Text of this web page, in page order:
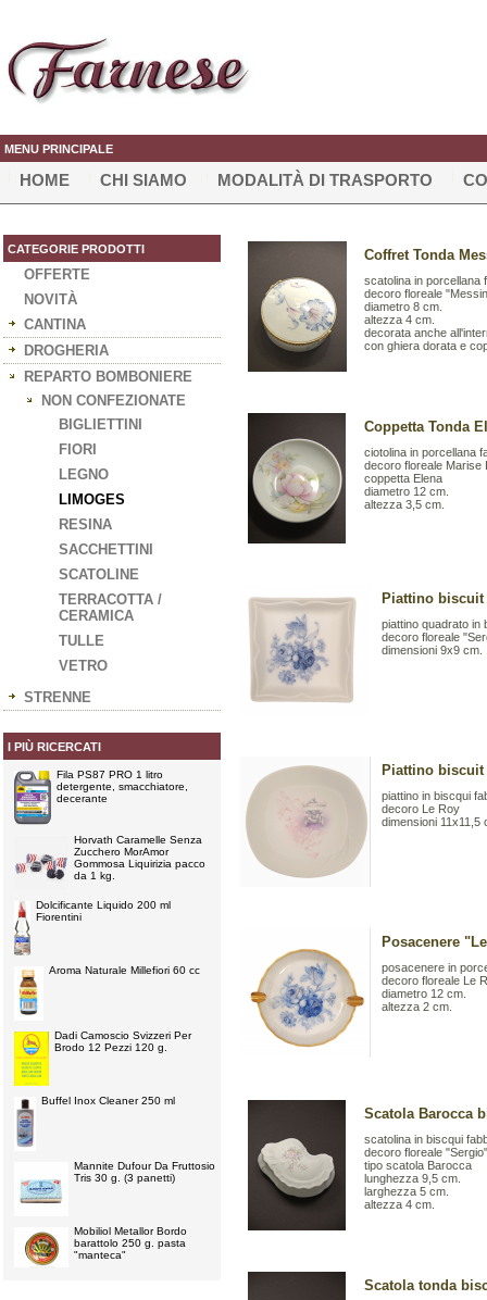
MENU PRINCIPALE
HOME CHI SIAMO MODALITÀ DI TRASPORTO
CATEGORIE PRODOTTI
OFFERTE
NOVITÀ
CANTINA
DROGHERIA
REPARTO BOMBONIERE
NON CONFEZIONATE
BIGLIETTINI
FIORI
LEGNO
LIMOGES
RESINA
SACCHETTINI
SCATOLINE
TERRACOTTA /
CERAMICA
TULLE
VETRO
STRENNE
I PIÙ RICERCATI
Fila PS87 PRO 1 litro
detergente, smacchiatore,
decerante
Horvath Caramelle Senza
Zucchero MorAmor
Gommosa Liquirizia pacco
da 1 kg.
Dolcificante Liquido 200 ml
Fiorentini
Aroma Naturale Millefiori 60 cc
Dadi Camoscio Svizzeri Per
Brodo 12 Pezzi 120 g.
Buffel Inox Cleaner 250 ml
Mannite Dufour Da Fruttosio
Tris 30 g. (3 panetti)
Mobiliol Metallor Bordo
barattolo 250 g. pasta
"manteca"
Coffret Tonda
scatolina in porcellana
decoro floreale
diametro 8 cm.
altezza 4 cm.
decorata anche
con ghiera dorata e
Coppetta Tonda
ciotolina in porcellana
decoro floreale Marise
coppetta Elena
diametro 12 cm.
altezza 3,5 cm.
Piattino
piattino quadrato in
decoro floreale
dimensioni 9x9 cm.
Piattino
piattino in biscqui
decoro Le Roy
dimensioni 11x11,5
Posacenere
posacenere in
decoro floreale Le
diametro 12 cm.
altezza 2 cm.
Scatola Barocca
scatolina in biscqui
decoro floreale
tipo scatola Barocca
lunghezza 9,5 cm.
larghezza 5 cm.
altezza 4 cm.
Scatola tonda